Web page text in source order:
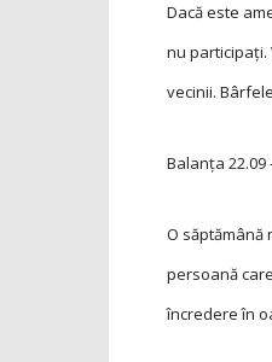
Dacă este
nu participaţi.
vecinii.
Balanța 22.09
O săptămână
persoană
încredere în